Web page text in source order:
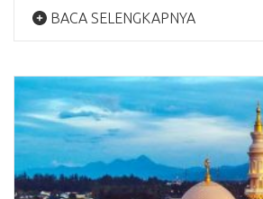
BACA SELENGKAPNYA